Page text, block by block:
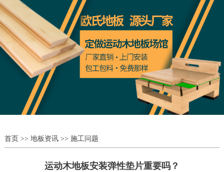
首页>> 地板资讯>> 施工问题
运动木地板安装弹性垫片重要吗？